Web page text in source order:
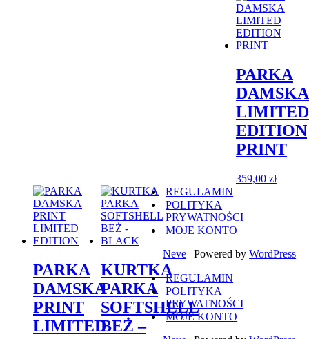
PARKA
DAMSKA
LIMITED
EDITION
PRINT
359,00 zł
PARKA
DAMSKA
PRINT
LIMITED
KURTKA
PARKA
SOFTSHELL
BEŻ –
REGULAMIN
POLITYKA
PRYWATNOŚCI
MOJE KONTO
Neve | Powered byWordPress
REGULAMIN
POLITYKA
PRYWATNOŚCI
MOJE KONTO